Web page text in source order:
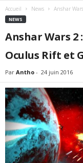
Accueil News Anshar
NEWS
Anshar Wars 2
Oculus Rift et
Par Antho - 24 juin 2016